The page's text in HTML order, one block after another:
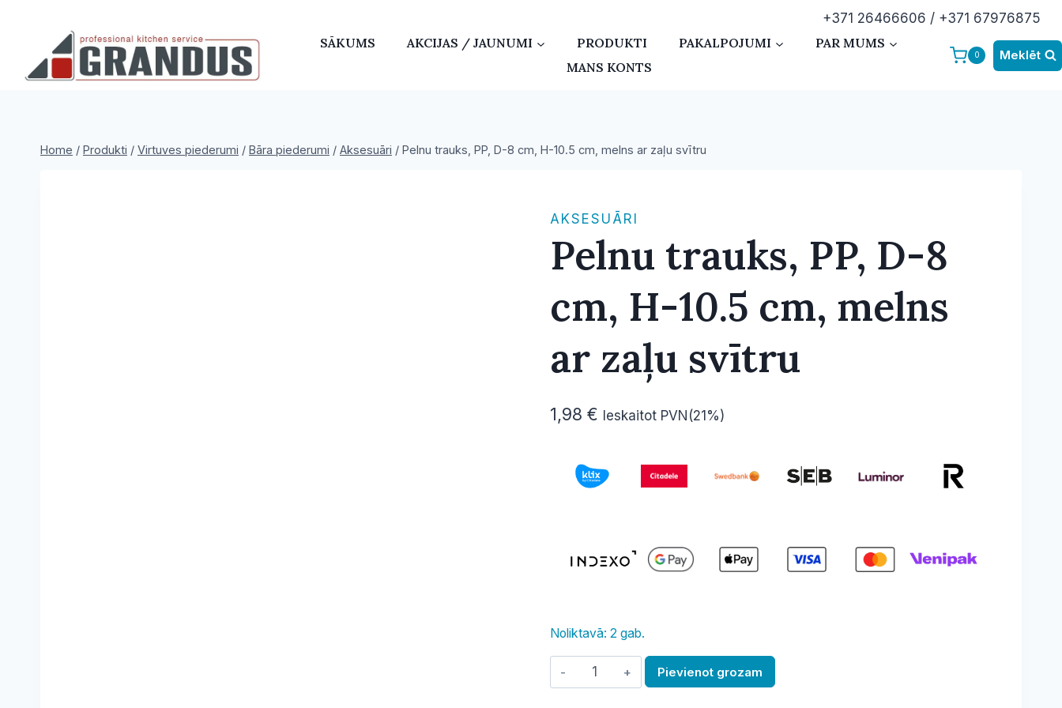
+371 26466606 / +371 67976875
SĀKUMS
AKCIJAS / JAUNUMI PRODUKTI PAKALPOJUMI
PAR MUMS
MANS KONTS
0 Meklēt
Home / Produkti / Virtuves piederumi / Bāra piederumi / Aksesuāri / Pelnu trauks, PP, D-8 cm, H-10.5 cm, melns ar zaļu svītru
AKSESUĀRI
Pelnu trauks, PP, D-8
cm, H-10.5 cm, melns
ar zaļu svītru
1,98 € Ieskaitot PVN(21%)
Noliktavā: 2 gab.
Pelnu
trauks,
Pievienot grozam